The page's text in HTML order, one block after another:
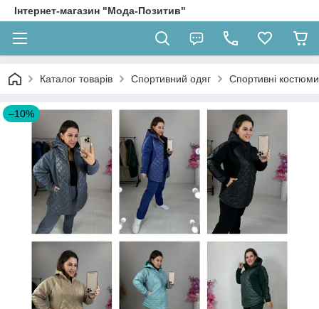
Інтернет-магазин "Мода-Позитив"
Каталог товарів Спортивний одяг Спортивні костюми
–10%